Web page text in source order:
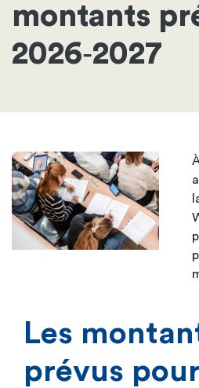
montants
2026‑2027
Les
prévus pour